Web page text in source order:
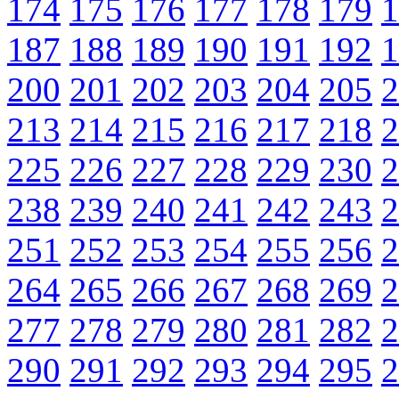
174 175 176 177 178 179
187 188 189 190 191 192
200 201 202 203 204 205
213 214 215 216 217 218
225 226 227 228 229 230
238 239 240 241 242 243
251 252 253 254 255 256
264 265 266 267 268 269
277 278 279 280 281 282
290 291 292 293 294 295